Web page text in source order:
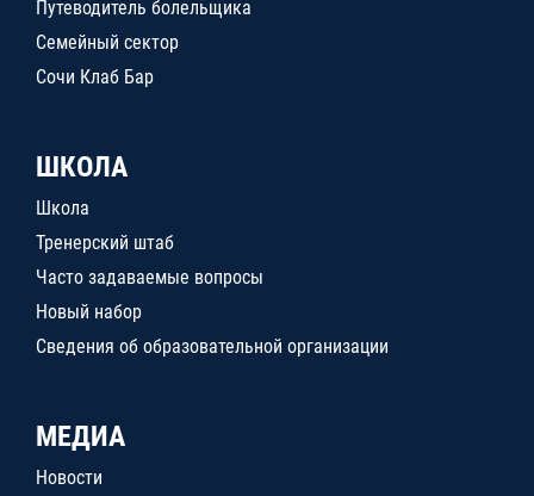
Путеводитель болельщика
Семейный сектор
Сочи Клаб Бар
ШКОЛА
Школа
Тренерский штаб
Часто задаваемые вопросы
Новый набор
Сведения об образовательной организации
МЕДИА
Новости